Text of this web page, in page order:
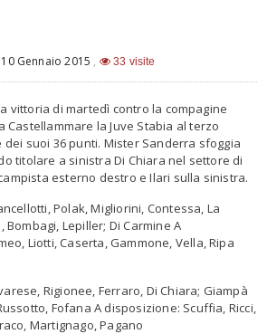
Gennaio 2015 , 33 visite
vittoria di martedì contro la compagine
la Juve Stabia al terzo
suoi 36 punti. Mister Sanderra sfoggia
titolare a sinistra Di Chiara nel settore di
esterno destro e Ilari sulla sinistra.
Polak, Migliorini, Contessa, La
Bombagi, Lepiller; Di Carmine A
Liotti, Caserta, Gammone, Vella, Ripa
Rigionee, Ferraro, Di Chiara; Giampà
Fofana A disposizione: Scuffia, Ricci,
Martignago, Pagano